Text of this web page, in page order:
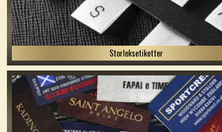
Storleksetiketter